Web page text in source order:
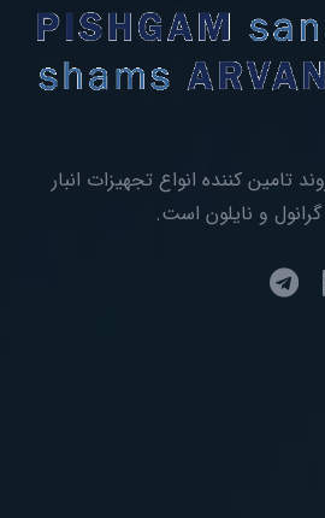
کننده انواع تجهیزات انبار
و نایلون است.